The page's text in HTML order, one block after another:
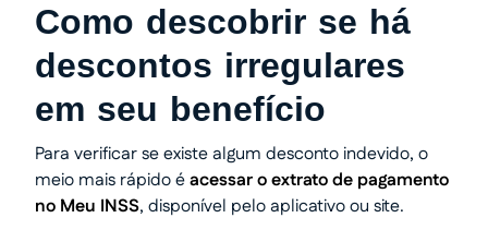
Como descobrir se há
descontos irregulares
em seu benefício
Para verificar se existe algum desconto indevido, o
meio mais rápido éacessar o extrato de pagamento
no Meu INSS, disponível pelo aplicativo ou site.